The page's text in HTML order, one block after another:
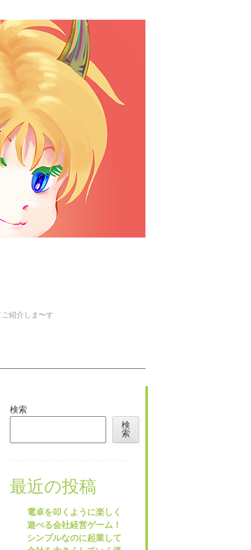
紹介しま〜す
検索
検
索
最近の投稿
電卓を叩くように楽しく
遊べる会社経営ゲーム！
シンプルなのに起業して